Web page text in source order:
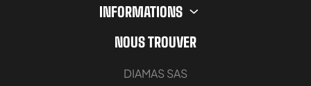
INFORMATIONS
NOUS TROUVER
DIAMAS SAS